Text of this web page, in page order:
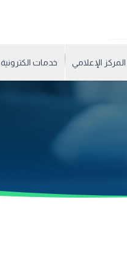
المركز الإعلامي خدمات الكترونية